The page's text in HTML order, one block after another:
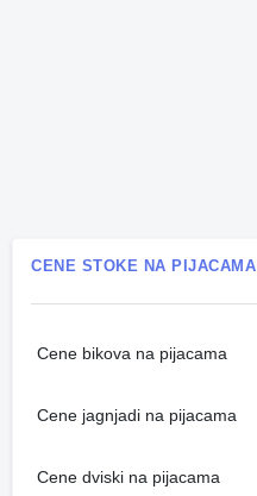
CENE STOKE NA PIJACAMA
Cene bikova na pijacama
Cene jagnjadi na pijacama
Cene dviski na pijacama